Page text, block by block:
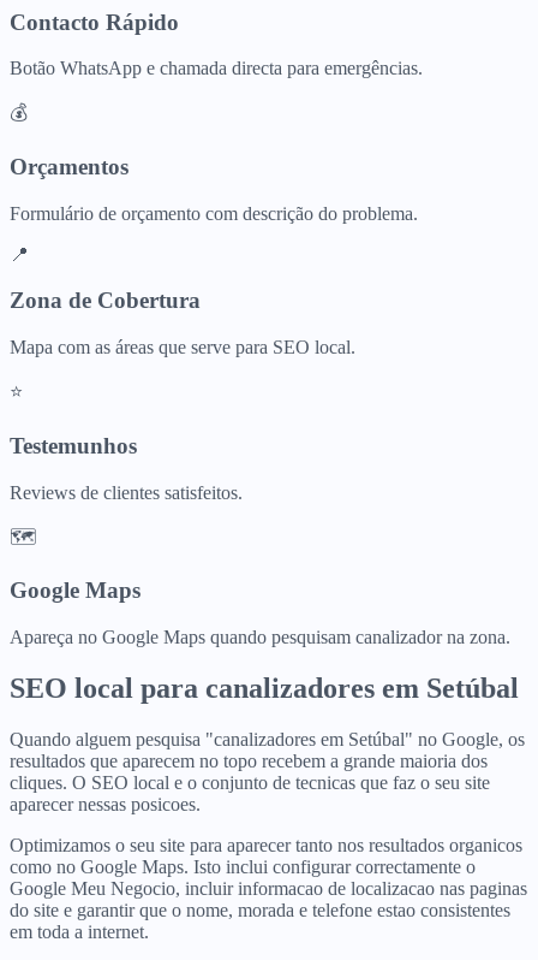
Contacto Rápido
Botão WhatsApp e chamada directa para emergências.
💰
Orçamentos
Formulário de orçamento com descrição do problema.
📍
Zona de Cobertura
Mapa com as áreas que serve para SEO local.
⭐
Testemunhos
Reviews de clientes satisfeitos.
🗺️
Google Maps
Apareça no Google Maps quando pesquisam canalizador na zona.
SEO local para canalizadores em Setúbal
Quando alguem pesquisa "canalizadores em Setúbal" no Google, os
resultados que aparecem no topo recebem a grande maioria dos
cliques. O SEO local e o conjunto de tecnicas que faz o seu site
aparecer nessas posicoes.
Optimizamos o seu site para aparecer tanto nos resultados organicos
como no Google Maps. Isto inclui configurar correctamente o
Google Meu Negocio, incluir informacao de localizacao nas paginas
do site e garantir que o nome, morada e telefone estao consistentes
em toda a internet.